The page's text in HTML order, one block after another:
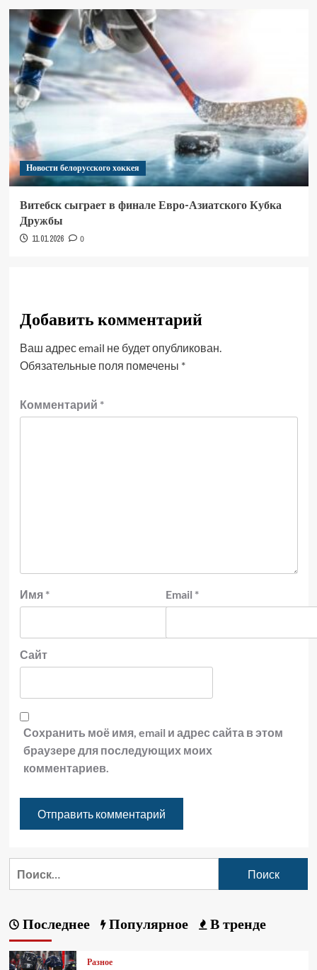
Новости белорусского хоккея
Витебск сыграет в финале Евро-Азиатского Кубка
Дружбы
11.01.2026 0
Добавить комментарий
Ваш адрес email не будет опубликован.
Обязательные поля помечены *
Комментарий *
Имя * Email *
Сайт
Сохранить моё имя, email и адрес сайта в этом
браузере для последующих моих
комментариев.
Последнее Популярное В тренде
Разное